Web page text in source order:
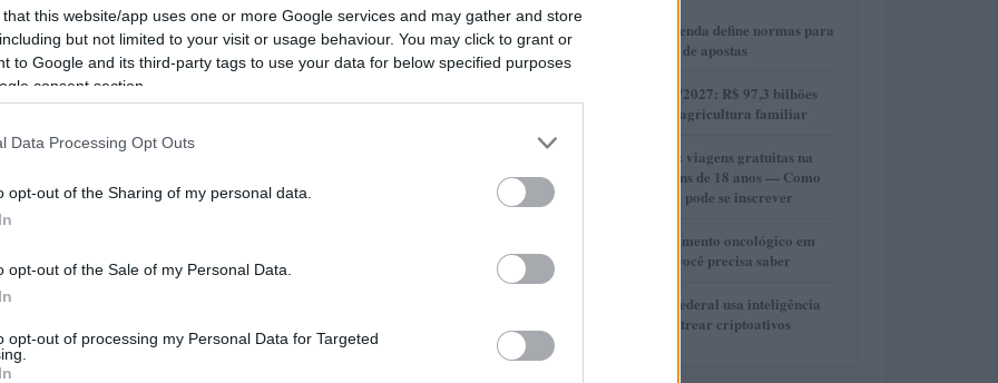
that this website/app uses one or more Google services and may gather and store
but not limited to your visit or usage behaviour. You may click to grant or
to Google and its third-party tags to use your data for below specified purposes
consent section.
Data Processing Opt Outs
opt-out of the Sharing of my personal data.
opt-out of the Sale of my Personal Data.
opt-out of processing my Personal Data for Targeted
2024-2025
1
Ministério da Fazenda define normas para
anúncios de casas de apostas
2
Plano Safra 2026/2027: R$ 97,3 bilhões
para fortalecer a agricultura familiar
3
DiscoverEU 2025: viagens gratuitas na
Europa para jovens de 18 anos — Como
participar e quem pode se inscrever
4
Direito ao esquecimento oncológico em
2024: tudo o que você precisa saber
Como a Receita Federal usa inteligência
artificial para rastrear criptoativos